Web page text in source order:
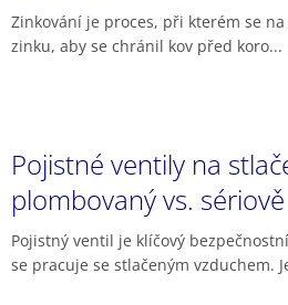
Zinkování je proces, při kterém se
zinku, aby se chránil kov před koro...
Pojistné ventily na
plombovaný vs.
Pojistný ventil je klíčový
se pracuje se stlačeným vzduchem.